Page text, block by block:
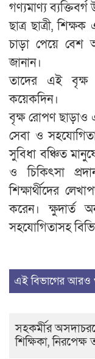
গণ্যমাণ্য ব্যক্তিবর্গ
ছাত্র ছাত্রী,
চাড়া পেয়ে বেশ
জানান।
তাদের এই
কয়েকদিন।
বৃক্ষ রোপণ ছাড়াও
সেবা ও
সুবিধা বঞ্চিত
ও চিকিৎসা
শিক্ষার্থীদের
করেন। ক্ষুদার্ত
সহযোগিতাসহ
এই বিভাগের আরও
সহকর্মীর
শিক্ষিকা, নিরপেক্ষ